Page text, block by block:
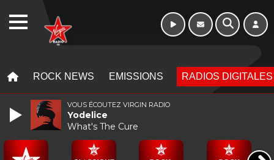
ROCK NEWS EMISSIONS RADIOS DIGITALES
VOUS ÉCOUTEZ VIRGIN RADIO
Yodelice
What's The Cure
WEBRADIO